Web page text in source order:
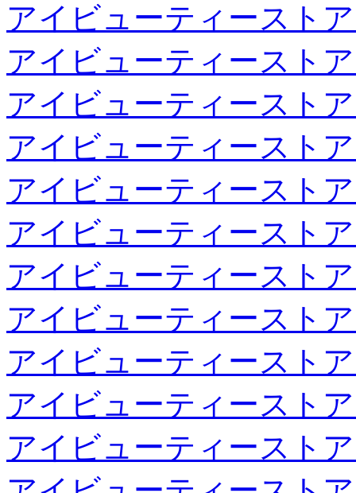
アイビューティースト
アイビューティースト
アイビューティースト
アイビューティースト
アイビューティースト
アイビューティースト
アイビューティースト
アイビューティースト
アイビューティースト
アイビューティースト
アイビューティースト